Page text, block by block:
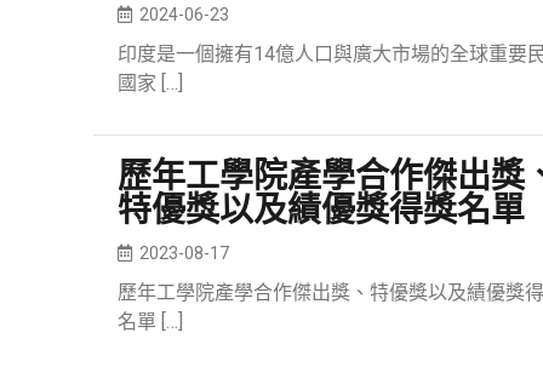
2024-06-23
印度是一個擁有14億人口與廣大市場的全球重要
國家 […]
歷年工學院產學合作傑出獎
特優獎以及績優獎得獎名單
2023-08-17
歷年工學院產學合作傑出獎、特優獎以及績優獎
名單 […]